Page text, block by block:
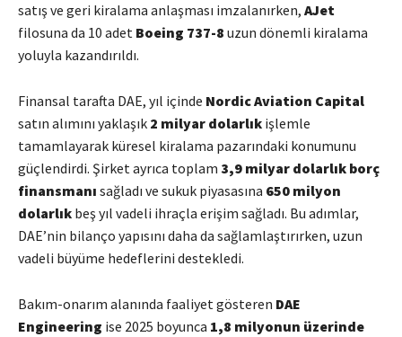
satış ve geri kiralama anlaşması imzalanırken, AJet
filosuna da 10 adet Boeing 737-8 uzun dönemli kiralama
yoluyla kazandırıldı.
Finansal tarafta DAE, yıl içinde Nordic Aviation Capital
satın alımını yaklaşık 2 milyar dolarlık işlemle
tamamlayarak küresel kiralama pazarındaki konumunu
güçlendirdi. Şirket ayrıca toplam 3,9 milyar dolarlık borç
finansmanı sağladı ve sukuk piyasasına 650 milyon
dolarlık beş yıl vadeli ihraçla erişim sağladı. Bu adımlar,
DAE’nin bilanço yapısını daha da sağlamlaştırırken, uzun
vadeli büyüme hedeflerini destekledi.
Bakım-onarım alanında faaliyet gösteren DAE
Engineering ise 2025 boyunca 1,8 milyonun üzerinde